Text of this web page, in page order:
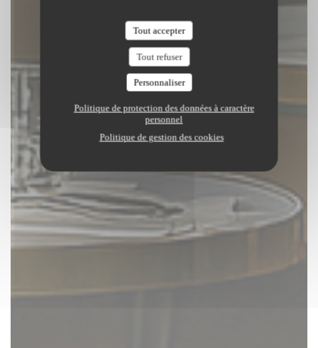
Tout accepter
Tout refuser
Personnaliser
Politique de protection des données à caractère
personnel
Politique de gestion des cookies